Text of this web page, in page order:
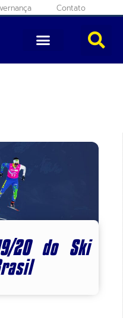
Contato
20 do Ski